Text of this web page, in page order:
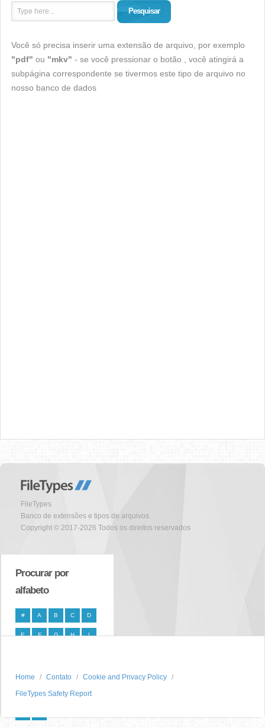
Pesquisar
Você só precisa inserir uma extensão de arquivo, por exemplo
"pdf" ou "mkv" - se você pressionar o botão , você atingirá a
subpágina correspondente se tivermos este tipo de arquivo no
nosso banco de dados
FileTypes
Banco de extensões e tipos de arquivos
Copyright © 2017-2026 Todos os direitos reservados
Procurar por
alfabeto
# A B C D
E F G H I
P S
T U V W X
Home Contato
Cookie and Privacy Policy
FileTypes Safety Report